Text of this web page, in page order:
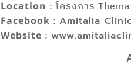
Location : โครงการ
Facebook :Amitalia
Website :